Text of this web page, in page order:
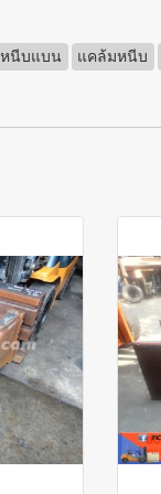
นีบแบน แคล้มหนีบ